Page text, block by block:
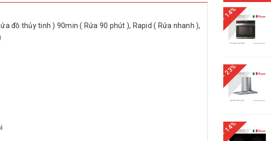
đồ thủy tinh ) 90min ( Rửa 90 phút ), Rapid ( Rửa nhanh ),
- 14%
- 23%
- 14%